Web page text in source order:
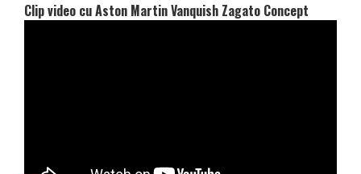
Clip video cu Aston Martin Vanquish Zagato Concept